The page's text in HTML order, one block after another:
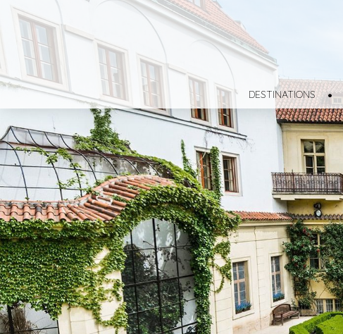
DESTINATIONS